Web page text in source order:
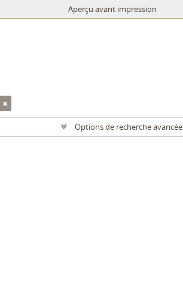
Aperçu avant impression
Options de recherche avancée